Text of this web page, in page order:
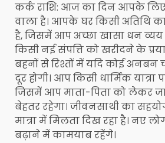
कर्क राशि: आज का दिन आपके
वाला है। आपके घर किसी अतिथि
है, जिसमें आप अच्छा खासा धन
किसी नई संपत्ति को खरीदने के
बहनों से रिश्तों में यदि कोई अनबन
दूर होगी। आप किसी धार्मिक
जिसमें आप माता-पिता को लेकर
बेहतर रहेगा। जीवनसाथी का
मात्रा में मिलता दिख रहा है। नए
बढ़ाने में कामयाब रहेंगे।